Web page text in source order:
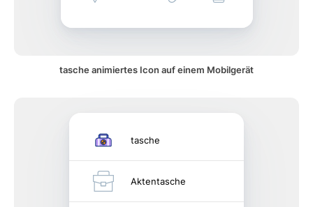
tasche animiertes Icon auf einem Mobilgerät
tasche
Aktentasche